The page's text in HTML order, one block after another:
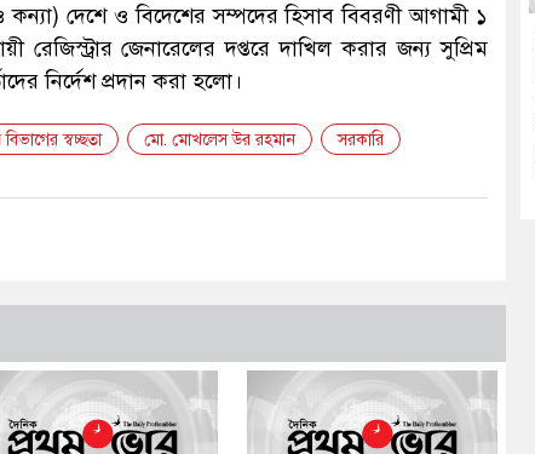
ও কন্যা) দেশে ও বিদেশের সম্পদের হিসাব বিবরণী আগামী ১
রেজিস্ট্রার জেনারেলের দপ্তরে দাখিল করার জন্য সুপ্রিম
নির্দেশ প্রদান করা হলো।
বিভাগের স্বচ্ছতা মো. মোখলেস উর রহমান সরকারি